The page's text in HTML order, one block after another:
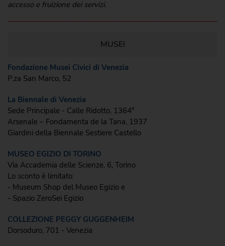
accesso e fruizione dei servizi.
MUSEI
Fondazione Musei Civici di Venezia
P.za San Marco, 52
La Biennale di Venezia
Sede Principale - Calle Ridotto, 1364°
Arsenale – Fondamenta de la Tana, 1937
Giardini della Biennale Sestiere Castello
MUSEO EGIZIO DI TORINO
Via Accademia delle Scienze, 6, Torino
Lo sconto è limitato:
- Museum Shop del Museo Egizio e
- Spazio ZeroSei Egizio
COLLEZIONE PEGGY GUGGENHEIM
Dorsoduro, 701 - Venezia